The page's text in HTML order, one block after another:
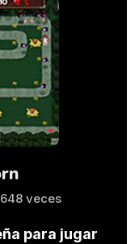
veces
para jugar